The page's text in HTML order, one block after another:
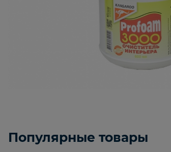
Популярные товары